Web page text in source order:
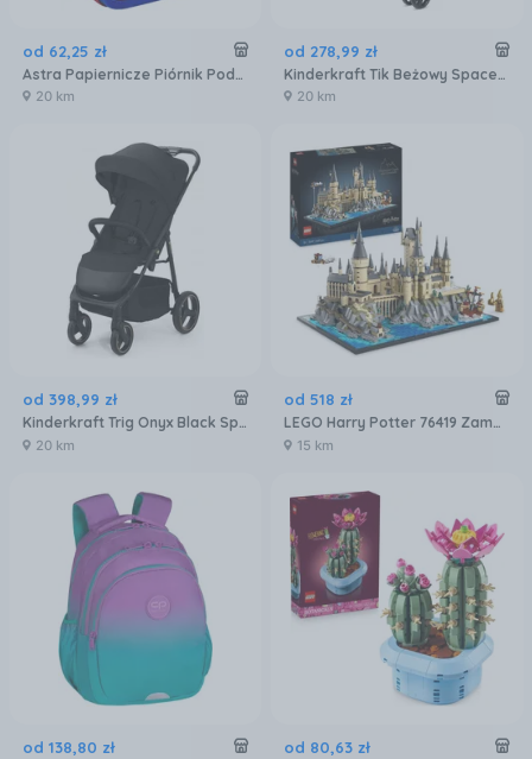
od 62,25 zł
Astra Papiernicze Piórnik Podwójny Z Wyposażeniem Fc Barcelona
20 km
od 278,99 zł
Kinderkraft Tik Beżowy Spacerowy
20 km
od 398,99 zł
Kinderkraft Trig Onyx Black Spacerowy
20 km
od 518 zł
LEGO Harry Potter 76419 Zamek Hogwart i błonia
15 km
od 138,80 zł od 80,63 zł